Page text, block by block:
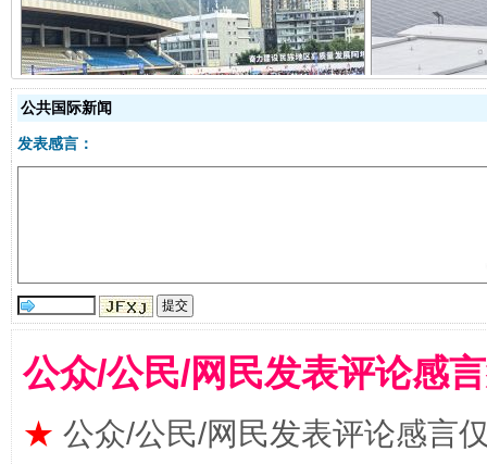
阿坝州三大球赛在茂县开幕 规模
国家大学科技园优化重塑工作
公共国际新闻
发表感言：
公众/公民/网民发表评论感
★ 公众/公民/网民发表评论感言